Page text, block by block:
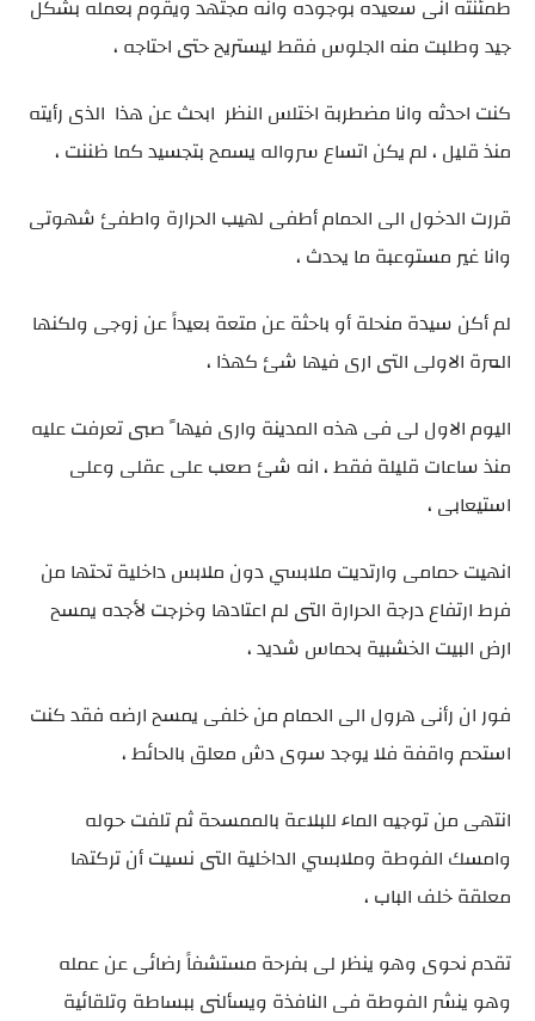
طمئنته انى سعيده بوجوده وانه مجتهد ويقوم بعمله بشكل
جيد وطلبت منه الجلوس فقط ليستريح حتى احتاجه ،
كنت احدثه وانا مضطربة اختلس النظر ابحث عن هذا الذى رأيته
منذ قليل ، لم يكن اتساع سرواله يسمح بتجسيد كما ظننت ،
قررت الدخول الى الحمام أطفى لهيب الحرارة واطفئ شهوتى
وانا غير مستوعبة ما يحدث ،
لم أكن سيدة منحلة أو باحثة عن متعة بعيداً عن زوجى ولكنها
المرة الاولى التى ارى فيها شئ كهذا ،
اليوم الاول لى فى هذه المدينة وارى فيها ً صبى تعرفت عليه
منذ ساعات قليلة فقط ، انه شئ صعب على عقلى وعلى
استيعابى ،
انهيت حمامى وارتديت ملابسي دون ملابس داخلية تحتها من
فرط ارتفاع درجة الحرارة التى لم اعتادها وخرجت لأجده يمسح
ارض البيت الخشبية بحماس شديد ،
فور ان رأنى هرول الى الحمام من خلفى يمسح ارضه فقد كنت
استحم واقفة فلا يوجد سوى دش معلق بالحائط ،
انتهى من توجيه الماء للبلاعة بالممسحة ثم تلفت حوله
وامسك الفوطة وملابسي الداخلية التى نسيت أن تركتها
معلقة خلف الباب ،
تقدم نحوى وهو ينظر لى بفرحة مستشفاً رضائى عن عمله
وهو ينشر الفوطة فى النافذة ويسألنى ببساطة وتلقائية